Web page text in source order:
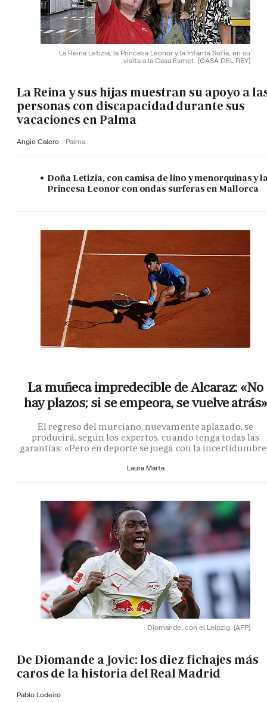
La Reina Letizia, la Princesa Leonor y la Infanta Sofía, en su
visita a la Casa Esmet. (CASA DEL REY)
La Reina y sus hijas muestran su apoyo a
personas con discapacidad durante sus
vacaciones en Palma
Angie Calero Palma
Doña Letizia, con camisa de lino y menorquinas y
Princesa Leonor con ondas surferas en Mallorca
La muñeca impredecible de Alcaraz: «No
hay plazos; si se empeora, se vuelve atrás»
El regreso del murciano, nuevamente aplazado, se
producirá, según los expertos, cuando tenga todas las
garantías: «Pero en deporte se juega con la
Laura Marta
Diomande, con el Leipzig. (AFP)
De Diomande a Jovic: los diez fichajes más
caros de la historia del Real Madrid
Pablo Lodeiro